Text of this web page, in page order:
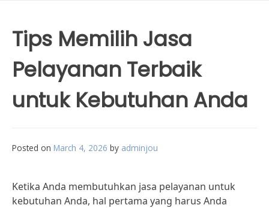
Tips Memilih Jasa
Pelayanan Terbaik
untuk Kebutuhan Anda
Posted on March 4, 2026 by adminjou
Ketika Anda membutuhkan jasa pelayanan untuk
kebutuhan Anda, hal pertama yang harus Anda